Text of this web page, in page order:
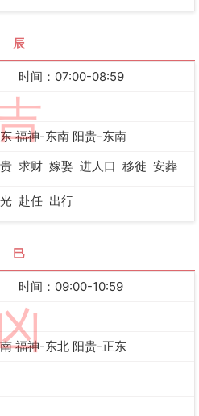
辰
时间：07:00-08:59
福神-东南 阳贵-东南
求财 嫁娶 进人口 移徙 安葬
赴任 出行
巳
时间：09:00-10:59
福神-东北 阳贵-正东